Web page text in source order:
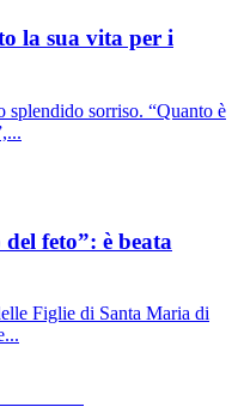
la sua vita per i
sorriso. “Quanto è
feto”: è beata
Figlie di Santa Maria di